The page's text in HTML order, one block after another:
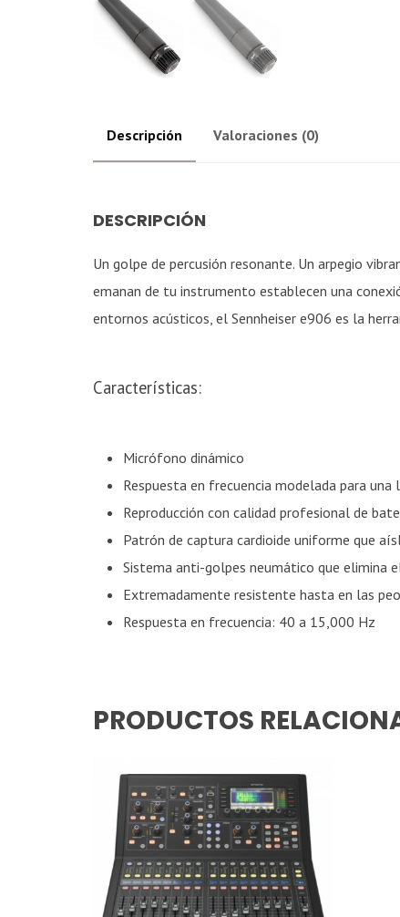
Descripción Valoraciones (0)
DESCRIPCIÓN
Un golpe de percusión resonante. Un arpegio
emanan de tu instrumento establecen una
entornos acústicos, el Sennheiser e906 es la
Características:
Micrófono dinámico
Respuesta en frecuencia modelada para
Reproducción con calidad profesional de
Patrón de captura cardioide uniforme que
Sistema anti-golpes neumático que elimina
Extremadamente resistente hasta en las
Respuesta en frecuencia: 40 a 15,000 Hz
PRODUCTOS